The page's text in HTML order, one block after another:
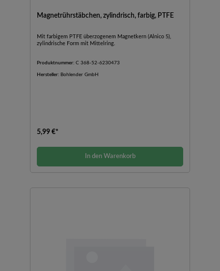
Magnetrührstäbchen, zylindrisch, farbig, PTFE
Mit farbigem PTFE überzogenem Magnetkern (Alnico 5),
zylindrische Form mit Mittelring.
Produktnummer: C 368-52-6230473
Hersteller: Bohlender GmbH
5,99 €*
In den Warenkorb